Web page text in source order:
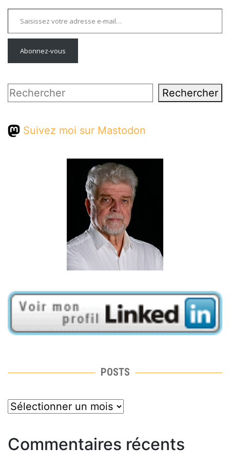
Saisissez votre adresse e-mail…
Abonnez-vous
Rechercher Rechercher
Suivez moi sur Mastodon
POSTS
posts
Commentaires récents